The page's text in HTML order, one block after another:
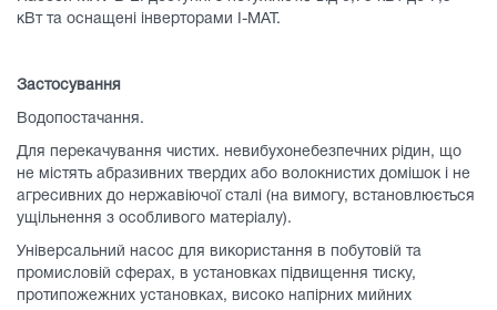
кВт та оснащені інверторами I-MAT.
Застосування
Водопостачання.
Для перекачування чистих. невибухонебезпечних рідин, що
не містять абразивних твердих або волокнистих домішок і не
агресивних до нержавіючої сталі (на вимогу, встановлюється
ущільнення з особливого матеріалу).
Універсальний насос для використання в побутовій та
промисловій сферах, в установках підвищення тиску,
протипожежних установках, високо напірних мийних